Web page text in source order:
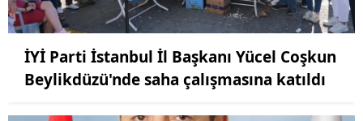
İYİ Parti İstanbul İl Başkanı Yücel Coşkun
Beylikdüzü'nde saha çalışmasına katıldı